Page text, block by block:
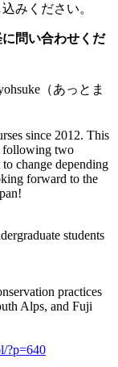
みください。
問い合わせくだ
（あっとま
since 2012. This
following two
change depending
forward to the
students
practices
Alps, and Fuji
?p=640